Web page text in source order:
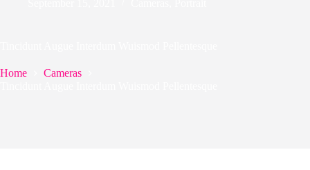
Home
Cameras